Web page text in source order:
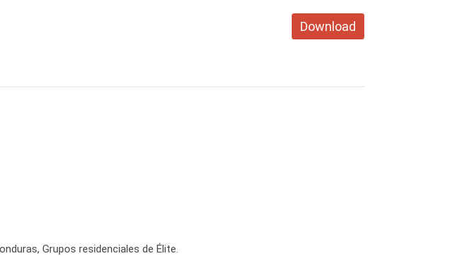
Download
Grupos residenciales de Élite.